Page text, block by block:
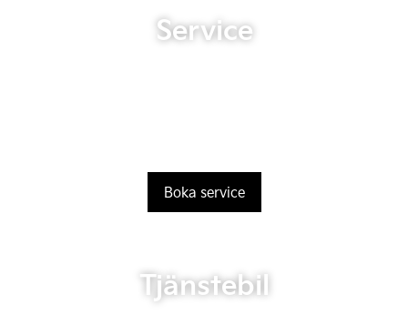
Service
Boka service
Tjänstebil